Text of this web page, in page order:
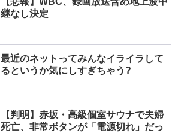
継なし決定
最近のネットってみんなイライラして
るというか気にしすぎちゃう?
【判明】赤坂・高級個室サウナで夫婦
死亡、非常ボタンが「電源切れ」だっ